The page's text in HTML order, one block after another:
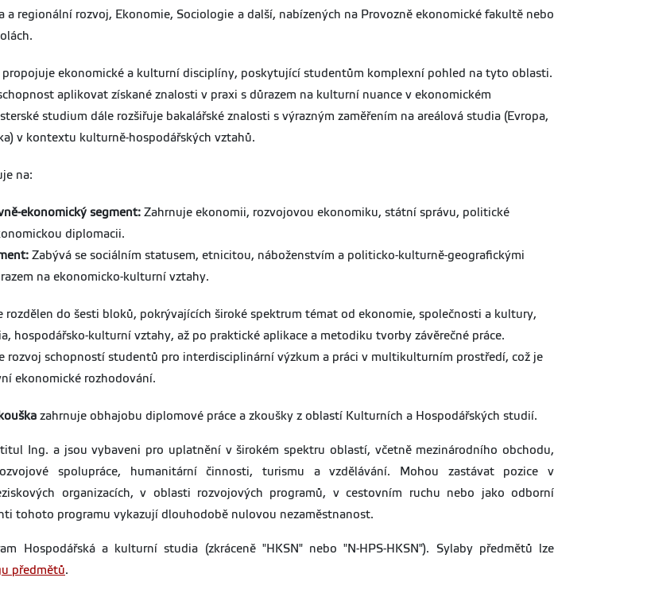
a regionální rozvoj, Ekonomie, Sociologie a další, nabízených na Provozně ekonomické fakultě nebo
propojuje ekonomické a kulturní disciplíny, poskytující studentům komplexní pohled na tyto oblasti.
aplikovat získané znalosti v praxi s důrazem na kulturní nuance v ekonomickém
studium dále rozšiřuje bakalářské znalosti s výrazným zaměřením na areálová studia (Evropa,
v kontextu kulturně-hospodářských vztahů.
na:
ekonomický segment: Zahrnuje ekonomii, rozvojovou ekonomiku, státní správu, politické
diplomacii.
Zabývá se sociálním statusem, etnicitou, náboženstvím a politicko-kulturně-geografickými
na ekonomicko-kulturní vztahy.
rozdělen do šesti bloků, pokrývajících široké spektrum témat od ekonomie, společnosti a kultury,
hospodářsko-kulturní vztahy, až po praktické aplikace a metodiku tvorby závěrečné práce.
rozvoj schopností studentů pro interdisciplinární výzkum a práci v multikulturním prostředí, což je
ekonomické rozhodování.
zahrnuje obhajobu diplomové práce a zkoušky z oblastí Kulturních a Hospodářských studií.
Ing. a jsou vybaveni pro uplatnění v širokém spektru oblastí, včetně mezinárodního obchodu,
spolupráce, humanitární činnosti, turismu a vzdělávání. Mohou zastávat pozice v
organizacích, v oblasti rozvojových programů, v cestovním ruchu nebo jako odborní
tohoto programu vykazují dlouhodobě nulovou nezaměstnanost.
Hospodářská a kulturní studia (zkráceně "HKSN" nebo "N-HPS-HKSN"). Sylaby předmětů lze
předmětů.